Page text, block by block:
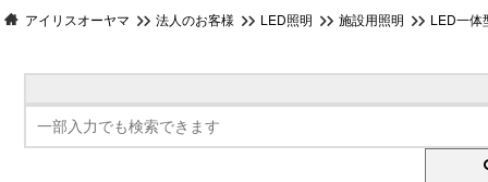
アイリスオーヤマ 法人のお客様 LED照明 施設用照明 LED一体